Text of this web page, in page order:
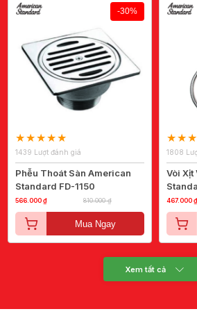
-30%
1439 Lượt đánh giá
Phễu Thoát Sàn American
Standard FD-1150
566.000 ₫ 810.000 ₫
Mua Ngay
1808
Vòi Xịt
467.000 ₫
Xem tất cả